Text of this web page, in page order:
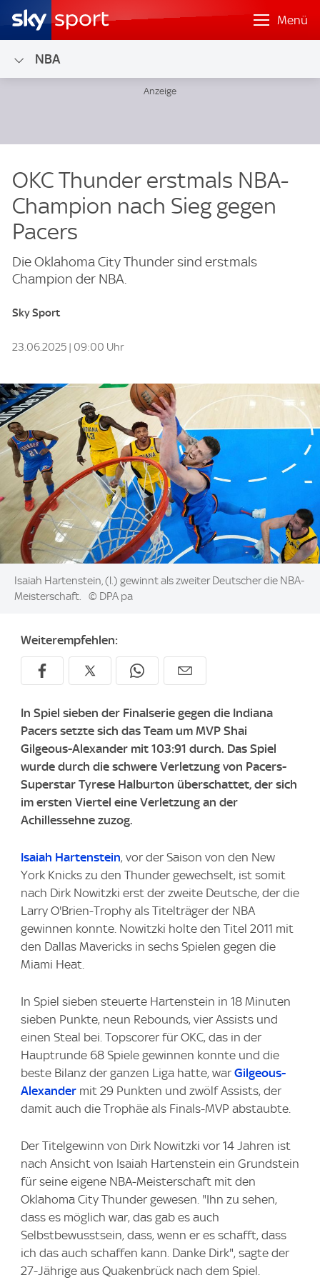
Menü
NBA
OKC Thunder erstmals NBA-
Champion nach Sieg gegen
Pacers
Die Oklahoma City Thunder sind erstmals
Champion der NBA.
Sky Sport
23.06.2025 | 09:00 Uhr
Image:
Isaiah Hartenstein, (l.) gewinnt als zweiter Deutscher die NBA-
Meisterschaft.
© DPA pa
Weiterempfehlen:
In Spiel sieben der Finalserie gegen die Indiana
Pacers setzte sich das Team um MVP Shai
Gilgeous-Alexander mit 103:91 durch. Das Spiel
wurde durch die schwere Verletzung von Pacers-
Superstar Tyrese Halburton überschattet, der sich
im ersten Viertel eine Verletzung an der
Achillessehne zuzog.
Isaiah Hartenstein, vor der Saison von den New
York Knicks zu den Thunder gewechselt, ist somit
nach Dirk Nowitzki erst der zweite Deutsche, der die
Larry O'Brien-Trophy als Titelträger der NBA
gewinnen konnte. Nowitzki holte den Titel 2011 mit
den Dallas Mavericks in sechs Spielen gegen die
Miami Heat.
In Spiel sieben steuerte Hartenstein in 18 Minuten
sieben Punkte, neun Rebounds, vier Assists und
einen Steal bei. Topscorer für OKC, das in der
Hauptrunde 68 Spiele gewinnen konnte und die
beste Bilanz der ganzen Liga hatte, war Gilgeous-
Alexander mit 29 Punkten und zwölf Assists, der
damit auch die Trophäe als Finals-MVP abstaubte.
Der Titelgewinn von Dirk Nowitzki vor 14 Jahren ist
nach Ansicht von Isaiah Hartenstein ein Grundstein
für seine eigene NBA-Meisterschaft mit den
Oklahoma City Thunder gewesen. "Ihn zu sehen,
dass es möglich war, das gab es auch
Selbstbewusstsein, dass, wenn er es schafft, dass
ich das auch schaffen kann. Danke Dirk", sagte der
27-Jährige aus Quakenbrück nach dem Spiel.